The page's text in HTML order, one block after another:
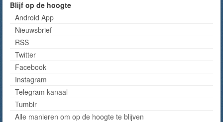
Blijf op de hoogte
Android App
Nieuwsbrief
RSS
Twitter
Facebook
Instagram
Telegram kanaal
Tumblr
Alle manieren om op de hoogte te blijven